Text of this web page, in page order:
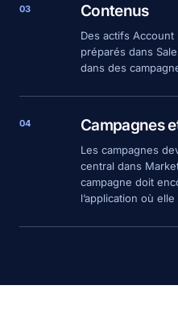
03 Contenus
Des actifs
préparés dans
dans des
04 Campagnes
Les campagnes
central dans
campagne doit
l’application où